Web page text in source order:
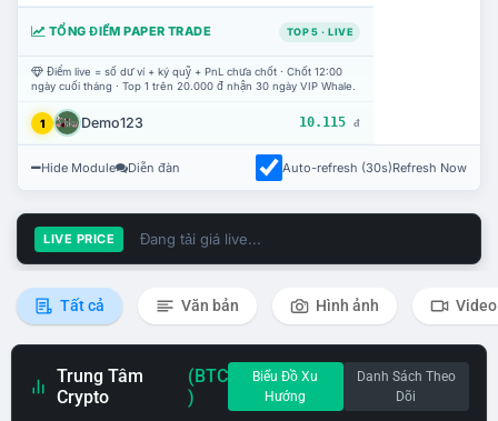
TỔNG ĐIỂM PAPER TRADE TOP 5 · LIVE
Điểm live = số dư ví + ký quỹ + PnL chưa chốt · Chốt 12:00
ngày cuối tháng · Top 1 trên 20.000 đ nhận 30 ngày VIP Whale.
1 Demo123 10.115 đ
Hide Module Diễn đàn Auto-refresh (30s)Refresh Now
LIVE PRICE Đang tải giá live...
Tất cả Văn bản Hình ảnh Video
Trung Tâm
Crypto
(BTC
)
Biểu Đồ Xu
Hướng
Danh Sách Theo
Dõi